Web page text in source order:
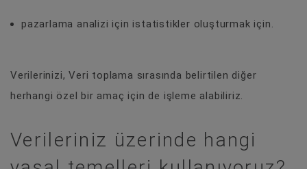
pazarlama analizi için istatistikler oluşturmak için.
Verilerinizi, Veri toplama sırasında belirtilen diğer
herhangi özel bir amaç için de işleme alabiliriz.
Verileriniz üzerinde hangi